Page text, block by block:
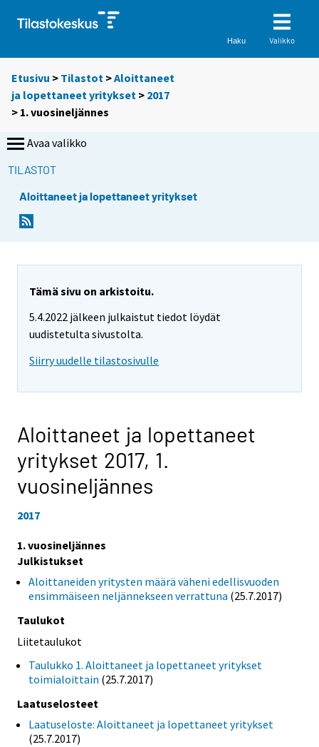
Haku Valikko
Etusivu > Tilastot >Aloittaneet
ja lopettaneet yritykset > 2017
> 1. vuosineljännes
Avaa valikko
TILASTOT
Aloittaneet ja lopettaneet yritykset
Tämä sivu on arkistoitu.
5.4.2022 jälkeen julkaistut tiedot löydät
uudistetulta sivustolta.
Siirry uudelle tilastosivulle
Aloittaneet ja lopettaneet
yritykset 2017, 1.
vuosineljännes
2017
1. vuosineljännes
Julkistukset
Aloittaneiden yritysten määrä väheni edellisvuoden
ensimmäiseen neljännekseen verrattuna (25.7.2017)
Taulukot
Liitetaulukot
Taulukko 1. Aloittaneet ja lopettaneet yritykset
toimialoittain (25.7.2017)
Laatuselosteet
Laatuseloste: Aloittaneet ja lopettaneet yritykset
(25.7.2017)